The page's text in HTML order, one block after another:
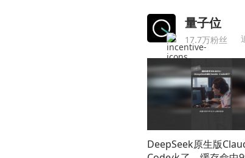
量子位
17.7万粉丝
DeepSeek原生版